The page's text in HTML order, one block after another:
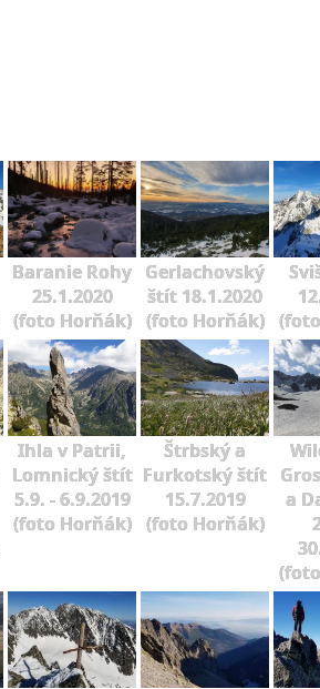
Baranie Rohy
25.1.2020
(foto Horňák)
Gerlachovský
štít 18.1.2020
(foto Horňák)
Ihla v Patrii,
Lomnický štít
5.9. - 6.9.2019
(foto Horňák)
Štrbský a
Furkotský štít
15.7.2019
(foto Horňák)
a